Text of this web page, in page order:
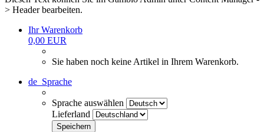
> Header bearbeiten.
Ihr Warenkorb
0,00 EUR
Sie haben noch keine Artikel in Ihrem Warenkorb.
de Sprache
Sprache auswählen
Lieferland